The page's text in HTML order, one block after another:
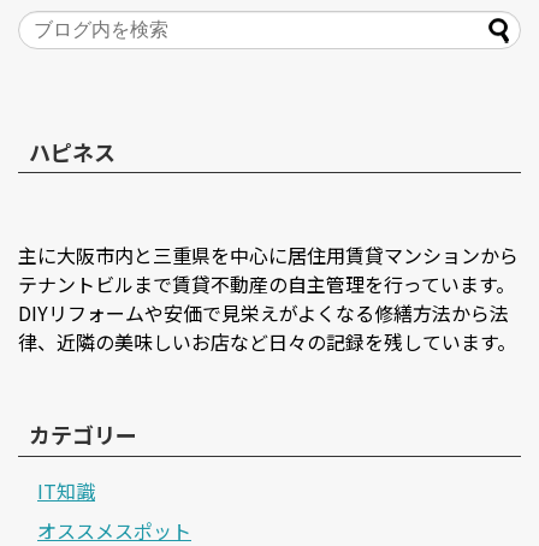
ョンですが今回は黒を基調とした外観に
しようと決めました。近隣には黒い...
記事を読む
ハピネス
主に大阪市内と三重県を中心に居住用賃貸マンションから
テナントビルまで賃貸不動産の自主管理を行っています。
DIYリフォームや安価で見栄えがよくなる修繕方法から法
律、近隣の美味しいお店など日々の記録を残しています。
カテゴリー
IT知識
オススメスポット